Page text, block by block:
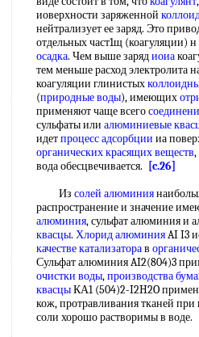
иоверхности заряженной
нейтрализует ее заряд. Это
отдельных част1щ (коагуляции) н
осадка. Чем выше зарядиоиа
тем меньше расход электролита
коагуляции глинистых
(природные воды), имеющих
применяют чаще всего
сульфаты или алюминиевые
идетпроцесс адсорбции иа
органических красящих веществ,
вода обесцвечивается.
[c.26]
Из солей алюминия
распространение и значение
алюминия, сульфат алюминия и
квасцы. Хлорид алюминияAI I3
качестве катализаторав
Сульфат алюминия AI2(804)3
очистки воды,производства
квасцыКА1 (504)2-I2H2O
кож, протравливания тканей
соли хорошо растворимы в воде.